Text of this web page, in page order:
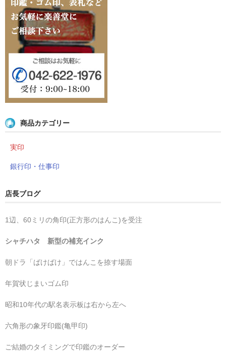
商品カテゴリー
実印
銀行印・仕事印
店長ブログ
1辺、60ミリの角印(正方形のはんこ)を受注
シャチハタ 新型の補充インク
朝ドラ「ばけばけ」ではんこを捺す場面
年賀状じまいゴム印
昭和10年代の駅名表示板は右から左へ
六角形の象牙印鑑(亀甲印)
ご結婚のタイミングで印鑑のオーダー